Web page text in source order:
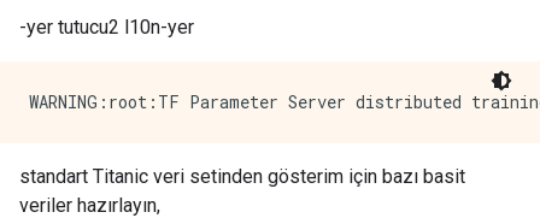
-yer tutucu2 l10n-yer
standart Titanic veri setinden gösterim için bazı basit
veriler hazırlayın,